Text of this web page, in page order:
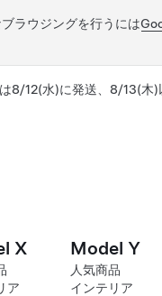
ラウジングを行うには
12(水)に発送、8/13(木)
X
ア
Model Y
人気商品
インテリア